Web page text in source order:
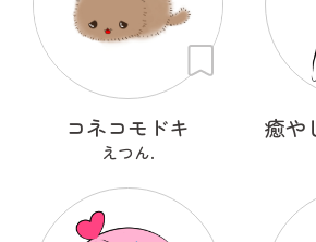
コネコモドキ
えつん.